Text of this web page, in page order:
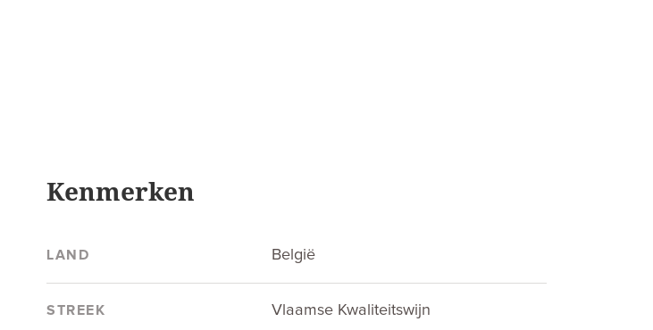
Kenmerken
LAND België
STREEK Vlaamse Kwaliteitswijn